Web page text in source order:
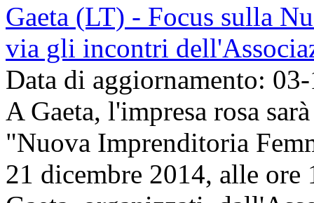
Gaeta (LT) - Focus sulla
via gli incontri
Data di aggiornamento:
A Gaeta, l'impresa rosa
"Nuova Imprenditoria
21 dicembre 2014, alle